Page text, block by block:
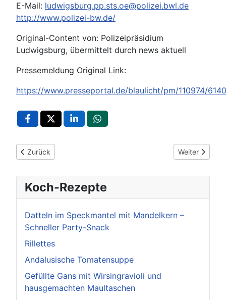
E-Mail: ludwigsburg.pp.sts.oe@polizei.bwl.de
http://www.polizei-bw.de/
Original-Content von: Polizeipräsidium
Ludwigsburg, übermittelt durch news aktuell
Pressemeldung Original Link:
https://www.presseportal.de/blaulicht/pm/110974/
Vorheriger Beitrag: POL-Pforzheim: Medieninfo Prävention -
Zurück Nächster
Weiter
Koch-Rezepte
Datteln im Speckmantel mit Mandelkern –
Schneller Party-Snack
Rillettes
Andalusische Tomatensuppe
Gefüllte Gans mit Wirsingravioli und
hausgemachten Maultaschen